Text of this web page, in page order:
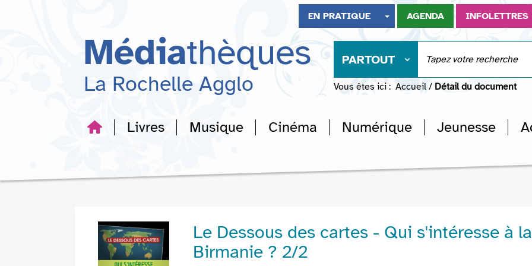
recherche
EN PRATIQUE AGENDA INFOLETTRES
Médiathèques
La Rochelle Agglo
PARTOUT
Vous êtes ici : Accueil / Détail du document
Livres Musique Cinéma Numérique Jeunesse
Le Dessous des cartes - Qui s'intéresse à la
Birmanie ? 2/2